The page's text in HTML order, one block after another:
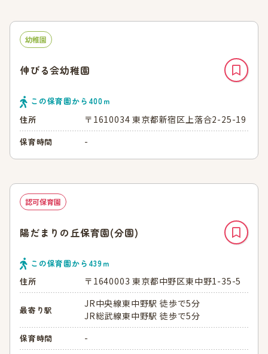
幼稚園
伸びる会幼稚園
この保育園から 400ｍ
住所
〒1610034 東京都新宿区上落合2-25-19
保育時間 -
認可保育園
陽だまりの丘保育園(分園)
この保育園から 439ｍ
住所
〒1640003 東京都中野区東中野1-35-5
最寄り駅
JR中央線東中野駅 徒歩で5分
JR総武線東中野駅 徒歩で5分
保育時間 -